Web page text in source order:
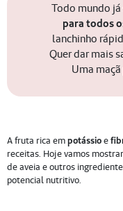
Todo mundo já
para todos
lanchinho
Quer dar mais
Uma
A fruta rica empotássioe
receitas. Hoje vamos
de aveia e outros
potencial nutritivo.